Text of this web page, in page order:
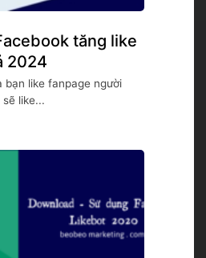
tăng like
2024
bạn like fanpage người
like...